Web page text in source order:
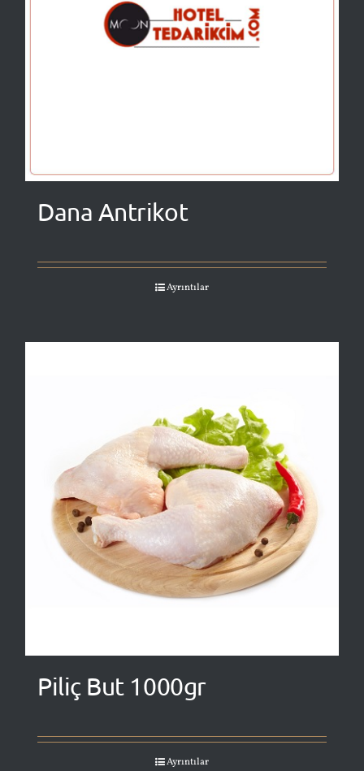
Dana Antrikot
Ayrıntılar
Piliç But 1000gr
Ayrıntılar